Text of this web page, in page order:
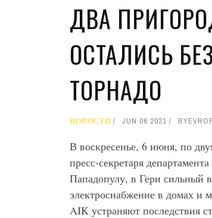
ДВА
ОСТАЛИСЬ
ТОРНАДО
НОВОСТИ JUN 06 2021 BY
В воскресенье, 6 июня, по
пресс-секретаря
Пападопулу, в Гери сильный
электроснабжение в домах и
AIK устраняют последствия